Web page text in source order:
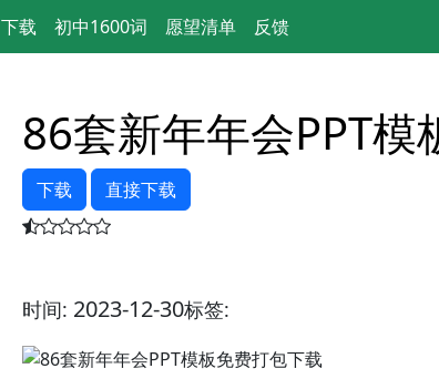
下载 初中1600词 愿望清单 反馈
86套新年年会PPT模
下载 直接下载
时间: 2023-12-30标签: